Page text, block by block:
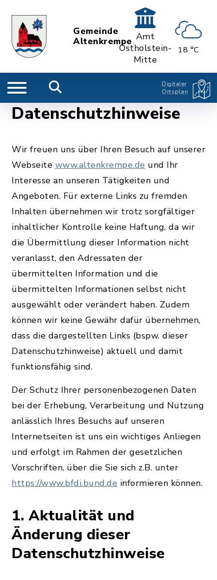
Gemeinde
Altenkrempe Amt
Ostholstein-
Mitte
18 °C
Digitaler
Ortsplan
Datenschutzhinweise
Wir freuen uns über Ihren Besuch auf unserer
Webseite www.altenkrempe.de und Ihr
Interesse an unseren Tätigkeiten und
Angeboten. Für externe Links zu fremden
Inhalten übernehmen wir trotz sorgfältiger
inhaltlicher Kontrolle keine Haftung, da wir
die Übermittlung dieser Information nicht
veranlasst, den Adressaten der
übermittelten Information und die
übermittelten Informationen selbst nicht
ausgewählt oder verändert haben. Zudem
können wir keine Gewähr dafür übernehmen,
dass die dargestellten Links (bspw. dieser
Datenschutzhinweise) aktuell und damit
funktionsfähig sind.
Der Schutz Ihrer personenbezogenen Daten
bei der Erhebung, Verarbeitung und Nutzung
anlässlich Ihres Besuchs auf unseren
Internetseiten ist uns ein wichtiges Anliegen
und erfolgt im Rahmen der gesetzlichen
Vorschriften, über die Sie sich z.B. unter
https://www.bfdi.bund.de informieren können.
1. Aktualität und
Änderung dieser
Datenschutzhinweise